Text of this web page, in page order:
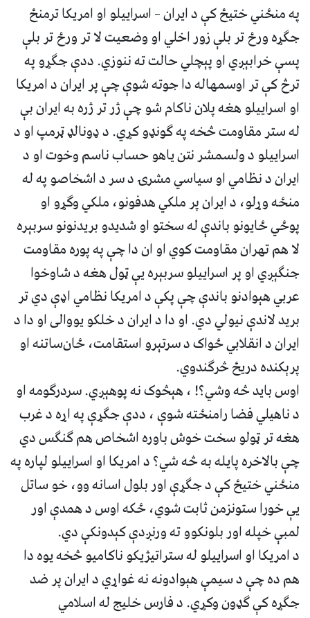
په منځني ختیځ کې د ايران – اسراييلو او امریکا ترمنځ
جګړه ورځ تر بلې زور اخلي او وضعیت لا تر ورځ تر بلې
پسې خرابېږي او پېچلي حالت ته ننوزي. ددې جګړو په
ترڅ کې تر اوسمهاله دا جوته شوې چې پر ايران د امریکا
او اسراییلو هغه پلان ناکام شو چې ژر تر ژره به ايران بې
له ستر مقاومت څخه په ګونډو کړي. د ډونالډ ټرمپ او د
اسراييلو د ولسمشر نتن ياهو حساب ناسم وخوت او د
ايران د نظامي او سياسي مشرۍ د سر د اشخاصو په له
منځه وړلو، د ايران پر ملکي هدفونو، ملکي وګړو او
پوځي ځايونو باندې له سختو او شديدو بريدنونو سربېره
لا هم تهران مقاومت کوي او ان دا چې په پوره مقاومت
جنګېږي او پر اسراييلو سربېره یې ټول هغه د شاوخوا
عربي هېوادنو باندې چې پکې د امريکا نظامي اډې دي تر
بريد لاندې نيولي دي. او دا د ایران د خلکو یووالی او دا د
ايران د انقلابي ځواک د سرتېرو استقامت، ځان‌ساتنه او
پرېکنده دریځ څرګندوي.
اوس باید څه وشي؟! ، هېڅوک نه پوهېږي. سردرګومه او
د ناهیلي فضا رامنځته شوې ، ددې جګړې په اړه د غرب
هغه تر ټولو سخت خوش باوره اشخاص هم ګنګس دي
چې بالاخره پايله به څه شي؟ د امريکا او اسراييلو لپاره په
منځني ختیځ کې د جګړې اور بلول اسانه وو، خو ساتل
یې خورا ستونزمن ثابت شوي، ځکه اوس د همدې اور
لمبې خپله اور بلونکوو ته ورنږدې کېدونکې دي.
د امریکا او اسراییلو له ستراتیژیکو ناکامیو څخه یوه دا
هم ده چې د سیمې هېوادونه نه غواړي د ایران پر ضد
جګړه کې ګډون وکړي. د فارس خلیج له اسلامي